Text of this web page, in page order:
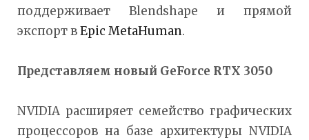
поддерживает Blendshape и прямой
экспорт вEpic MetaHuman.
Представляем новый GeForce RTX 3050
NVIDIA расширяет семейство графических
процессоров на базе архитектуры NVIDIA